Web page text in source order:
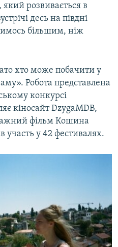
який розвивається в
десь на півдні
більшим, ніж
хто може побачити у
Робота представлена
конкурсі
кіносайт DzygaMDB,
фільм Кошина
участь у 42 фестивалях.